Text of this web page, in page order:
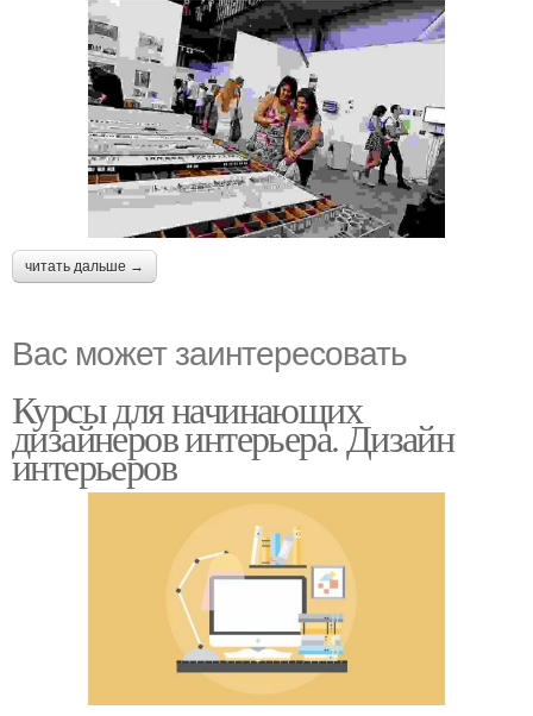
читать дальше →
Вас может заинтересовать
Курсы для начинающих
дизайнеров интерьера. Дизайн
интерьеров